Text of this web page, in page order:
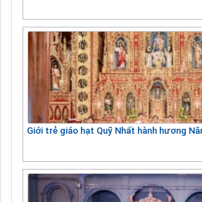
Giới trẻ giáo hạt Quỹ Nhất hành hương